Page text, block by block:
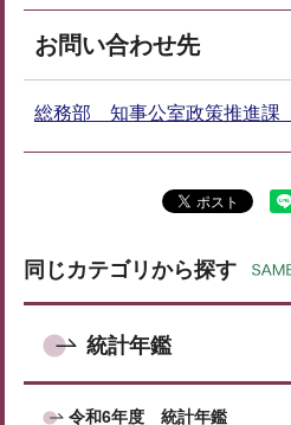
お問い合わせ先
総務部 知事公室政策推進課
同じカテゴリから探す
統計年鑑
令和6年度 統計年鑑